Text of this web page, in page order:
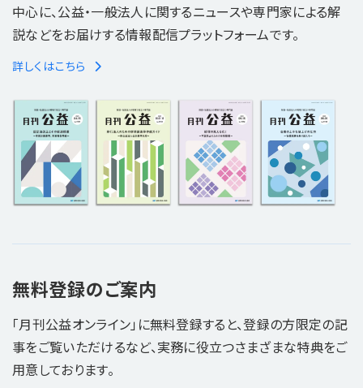
中心に、公益・一般法人に関するニュースや専門家による解
説などをお届けする情報配信プラットフォームです。
詳しくはこちら
無料登録のご案内
「月刊公益オンライン」に無料登録すると、登録の方限定の記
事をご覧いただけるなど、実務に役立つさまざまな特典をご
用意しております。